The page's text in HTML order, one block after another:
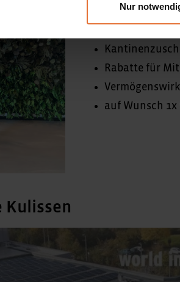
Nur
Inhouse Yoga
Rabatte für
auf Wunsch
Kulissen